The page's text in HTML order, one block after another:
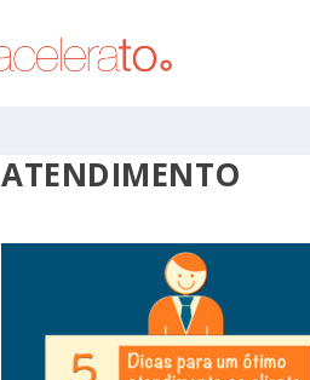
ATENDIMENTO